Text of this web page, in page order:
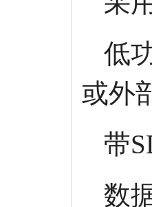
低
或外
带
数